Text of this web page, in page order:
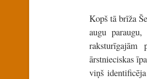
Kopš tā brīža
augu
ārstnieciskas
viņš